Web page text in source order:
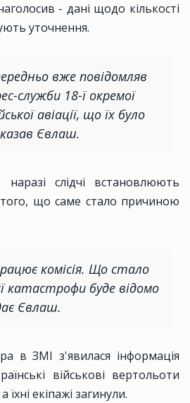
- дані щодо кількості
уточнення.
вже повідомляв
служби 18-ї окремої
авіації, що їх було
Євлаш.
слідчі встановлюють
що саме стало причиною
комісія. Що стало
катастрофи буде відомо
Євлаш.
в ЗМІ з'явилася інформація
військові вертольоти
екіпажі загинули.